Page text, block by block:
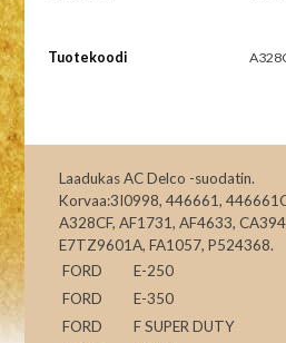
Tuotekoodi
Laadukas AC Delco -suodatin.
Korvaa:3I0998, 446661,
A328CF, AF1731, AF4633,
E7TZ9601A, FA1057, P524368.
FORD
E-250
FORD
E-350
FORD
F SUPER DUTY